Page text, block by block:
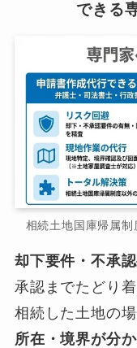
できる
相続土地国庫帰属
却下要件・不承
承認までたどり
相続した土地の
所在・境界が分